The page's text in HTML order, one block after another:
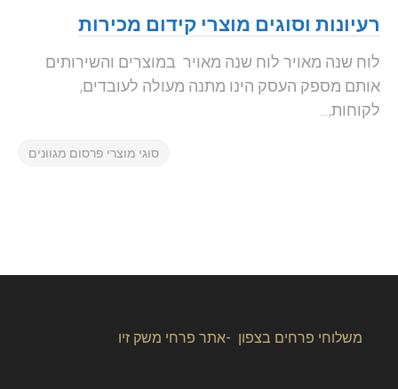
רעיונות וסוגים מוצרי קידום מכירות
לוח שנה מאויר לוח שנה מאויר במוצרים והשירותים
אותם מספק העסק הינו מתנה מעולה לעובדים,
לקוחות,...
סוגי מוצרי פרסום מגוונים
משלוחי פרחים בצפון -אתר פרחי משק זיו